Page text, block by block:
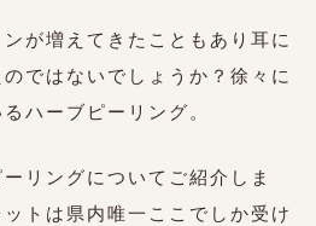
が増えてきたこともあり耳に
ではないでしょうか？徐々に
ハーブピーリング。
リングについてご紹介しま
トは県内唯一ここでしか受け
保護法